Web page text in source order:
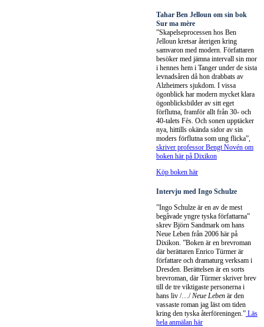
Tahar Ben Jelloun om sin bok
Sur ma mère
”Skapelseprocessen hos Ben
Jelloun kretsar återigen kring
samvaron med modern. Författaren
besöker med jämna intervall sin mor
i hennes hem i Tanger under de sista
levnadsåren då hon drabbats av
Alzheimers sjukdom. I vissa
ögonblick har modern mycket klara
ögonblicksbilder av sitt eget
förflutna, framför allt från 30- och
40-talets Fès. Och sonen upptäcker
nya, hittills okända sidor av sin
moders förflutna som ung flicka”,
skriver professor Bengt Novén om
boken här på Dixikon
Köp boken här
Intervju med Ingo Schulze
”Ingo Schulze är en av de mest
begåvade yngre tyska författarna”
skrev Björn Sandmark om hans
Neue Leben från 2006 här på
Dixikon. ”Boken är en brevroman
där berättaren Enrico Türmer är
författare och dramaturg verksam i
Dresden. Berättelsen är en sorts
brevroman, där Türmer skriver brev
till de tre viktigaste personerna i
hans liv /…/Neue Leben är den
vassaste roman jag läst om tiden
kring den tyska återföreningen.” Läs
hela anmälan här